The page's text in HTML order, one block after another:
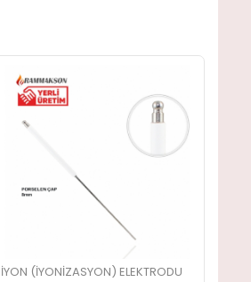
İYON (İYONIZASYON) ELEKTRODU